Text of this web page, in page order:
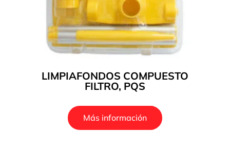
LIMPIAFONDOS COMPUESTO
FILTRO, PQS
Más información